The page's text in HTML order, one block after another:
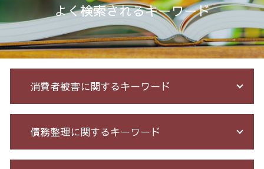
よく検索されるキーワード
消費者被害に関するキーワード
詐欺 被害者 返金
振り込め 詐欺
債務整理に関するキーワード